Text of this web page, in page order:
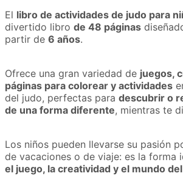
El libro de actividades de judo para
divertido libro de 48 páginas
partir de 6 años.
Ofrece una gran variedad de juegos,
páginas para colorear y actividades
del judo, perfectas para descubrir o
de una forma diferente, mientras te
Los niños pueden llevarse su pasión
de vacaciones o de viaje: es la forma
el juego, la creatividad y el mundo